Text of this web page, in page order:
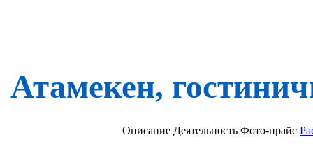
Атамекен,
Описание Деятельность Фото-прайс